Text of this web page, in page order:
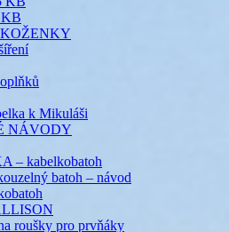
KB
k Mikuláši
NÁVODY
– kabelkobatoh
batoh – návod
roušky pro prvňáky